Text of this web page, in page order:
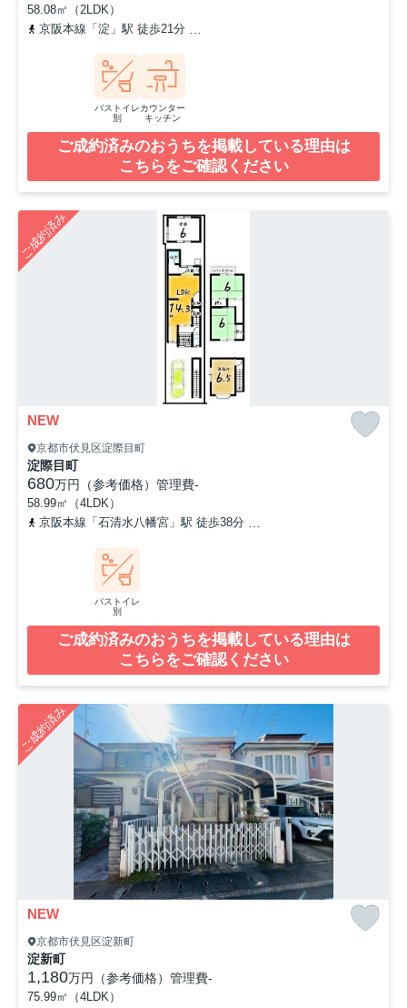
58.08㎡（2LDK）
京阪本線「淀」駅 徒歩21分
バストイレ
別
カウンター
キッチン
ご成約済みのおうちを掲載している理由は
こちらをご確認ください
ご成約済み
NEW
京都市伏見区淀際目町
淀際目町
680万円（参考価格） 管理費-
58.99㎡（4LDK）
京阪本線「石清水八幡宮」駅 徒歩38分
バストイレ
別
ご成約済みのおうちを掲載している理由は
こちらをご確認ください
ご成約済み
NEW
京都市伏見区淀新町
淀新町
1,180万円（参考価格） 管理費-
75.99㎡（4LDK）